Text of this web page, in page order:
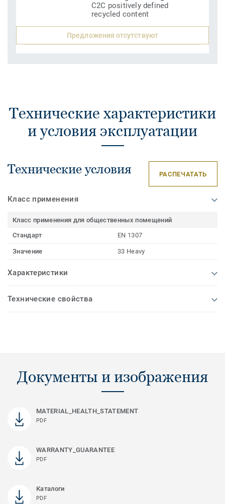
C2C positively defined
recycled content
Предложения отсутствуют
Технические характеристики
и условия эксплуатации
Технические условия РАСПЕЧАТАТЬ
Класс применения
Класс применения для общественных помещений
Стандарт
EN 1307
Значение 33 Heavy
Характеристики
Технические свойства
Документы и изображения
MATERIAL_HEALTH_STATEMENT
PDF
WARRANTY_GUARANTEE
PDF
Каталоги
PDF